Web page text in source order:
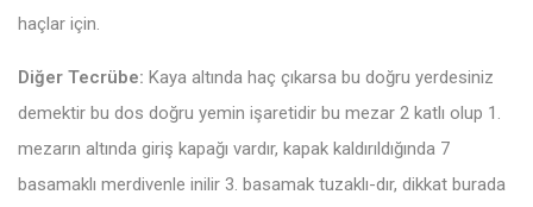
haçlar için.
Diğer Tecrübe: Kaya altında haç çıkarsa bu doğru yerdesiniz
demektir bu dos doğru yemin işaretidir bu mezar 2 katlı olup 1.
mezarın altında giriş kapağı vardır, kapak kaldırıldığında 7
basamaklı merdivenle inilir 3. basamak tuzaklı-dır, dikkat burada